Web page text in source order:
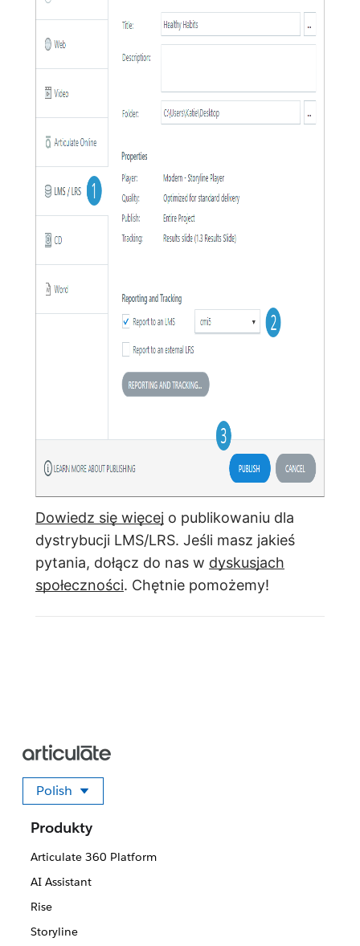
Dowiedz się więcej o publikowaniu dla
dystrybucji LMS/LRS. Jeśli masz jakieś
pytania, dołącz do nas w dyskusjach
społeczności. Chętnie pomożemy!
Polish
Wybierz swój język
Produkty
Articulate 360 Platform
AI Assistant
Rise
Storyline